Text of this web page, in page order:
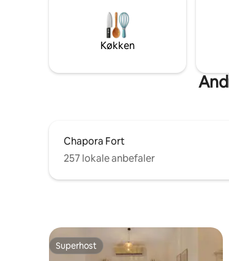
bakkerne i Nord-Goa, kun 1,5 km fra
Vagator Beach, en kort køretur til Anjuna
Beach, lige ved siden af Assagao og en
nem køretur til Morjim, Ashwem,
Køkken
Chapora Fort
257 lokale anbefaler
Superhost
Superhost